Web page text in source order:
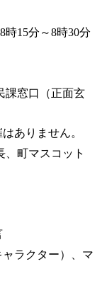
分～8時30分
口（正面玄
りません。
町マスコット
ラクター）、マ